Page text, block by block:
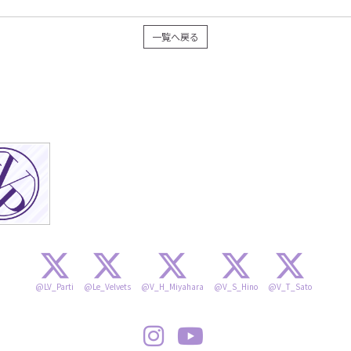
一覧へ戻る
@LV_Parti @Le_Velvets @V_H_Miyahara @V_S_Hino @V_T_Sato